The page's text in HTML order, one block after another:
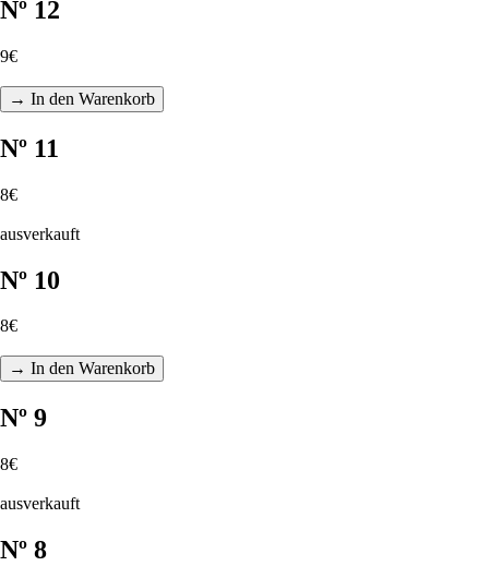
Nº 12
9€
→ In den Warenkorb
Nº 11
8€
ausverkauft
Nº 10
8€
→ In den Warenkorb
Nº 9
8€
ausverkauft
Nº 8